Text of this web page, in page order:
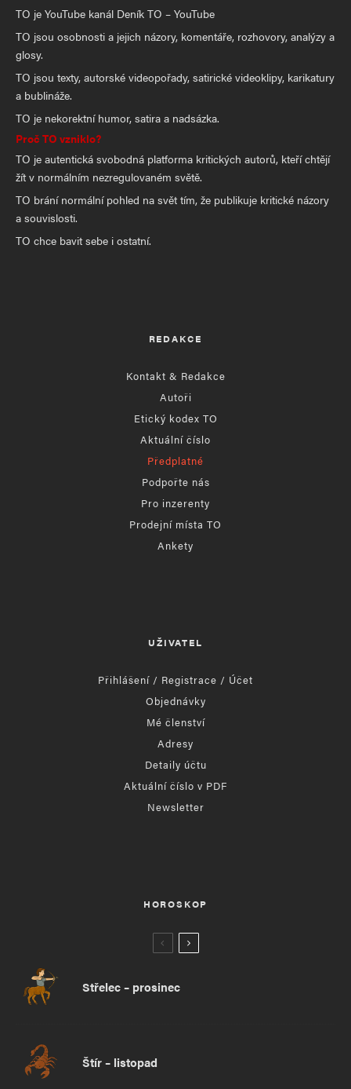
TO je YouTube kanál Deník TO – YouTube
TO jsou osobnosti a jejich názory, komentáře, rozhovory, analýzy a
glosy.
TO jsou texty, autorské videopořady, satirické videoklipy, karikatury
a bublináže.
TO je nekorektní humor, satira a nadsázka.
Proč TO vzniklo?
TO je autentická svobodná platforma kritických autorů, kteří chtějí
žít v normálním nezregulovaném světě.
TO brání normální pohled na svět tím, že publikuje kritické názory
a souvislosti.
TO chce bavit sebe i ostatní.
REDAKCE
Kontakt & Redakce
Autoři
Etický kodex TO
Aktuální číslo
Předplatné
Podpořte nás
Pro inzerenty
Prodejní místa TO
Ankety
UŽIVATEL
Přihlášení / Registrace / Účet
Objednávky
Mé členství
Adresy
Detaily účtu
Aktuální číslo v PDF
Newsletter
HOROSKOP
Střelec – prosinec
Štír – listopad